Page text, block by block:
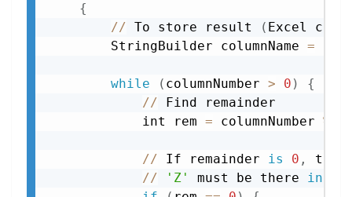
{
// To store result ( Excel
        StringBuilder columnName
=
while ( columnNumber > 0 )
{
// Find remainder
            int rem
= columnNumber %
// If remainder is 0 ,
then
//
'Z' must be there in